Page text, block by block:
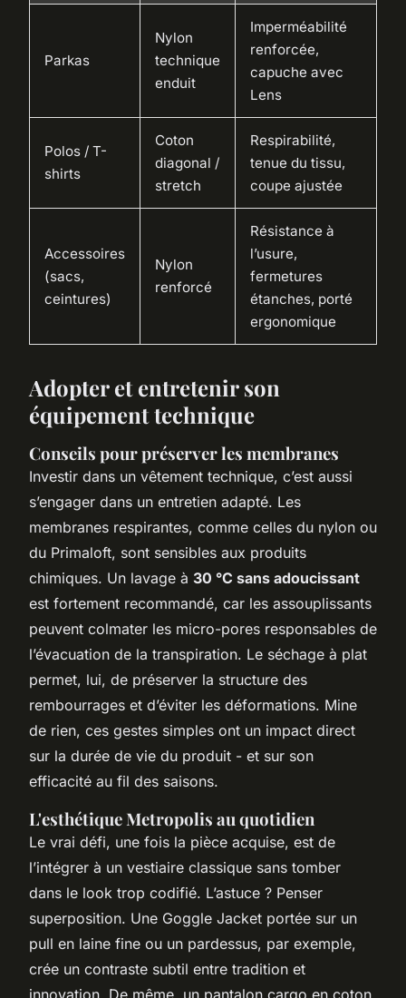
Parkas
Nylon
technique
enduit
Imperméabilité
renforcée,
capuche avec
Lens
Polos / T-
shirts
Coton
diagonal /
stretch
Respirabilité,
tenue du tissu,
coupe ajustée
Accessoires
(sacs,
ceintures)
Nylon
renforcé
Résistance à
l’usure,
fermetures
étanches, porté
ergonomique
Adopter et entretenir son
équipement technique
Conseils pour préserver les membranes
Investir dans un vêtement technique, c’est aussi
s’engager dans un entretien adapté. Les
membranes respirantes, comme celles du nylon ou
du Primaloft, sont sensibles aux produits
chimiques. Un lavage à 30 °C sans adoucissant
est fortement recommandé, car les assouplissants
peuvent colmater les micro-pores responsables de
l’évacuation de la transpiration. Le séchage à plat
permet, lui, de préserver la structure des
rembourrages et d’éviter les déformations. Mine
de rien, ces gestes simples ont un impact direct
sur la durée de vie du produit - et sur son
efficacité au fil des saisons.
L'esthétique Metropolis au quotidien
Le vrai défi, une fois la pièce acquise, est de
l’intégrer à un vestiaire classique sans tomber
dans le look trop codifié. L’astuce ? Penser
superposition. Une Goggle Jacket portée sur un
pull en laine fine ou un pardessus, par exemple,
crée un contraste subtil entre tradition et